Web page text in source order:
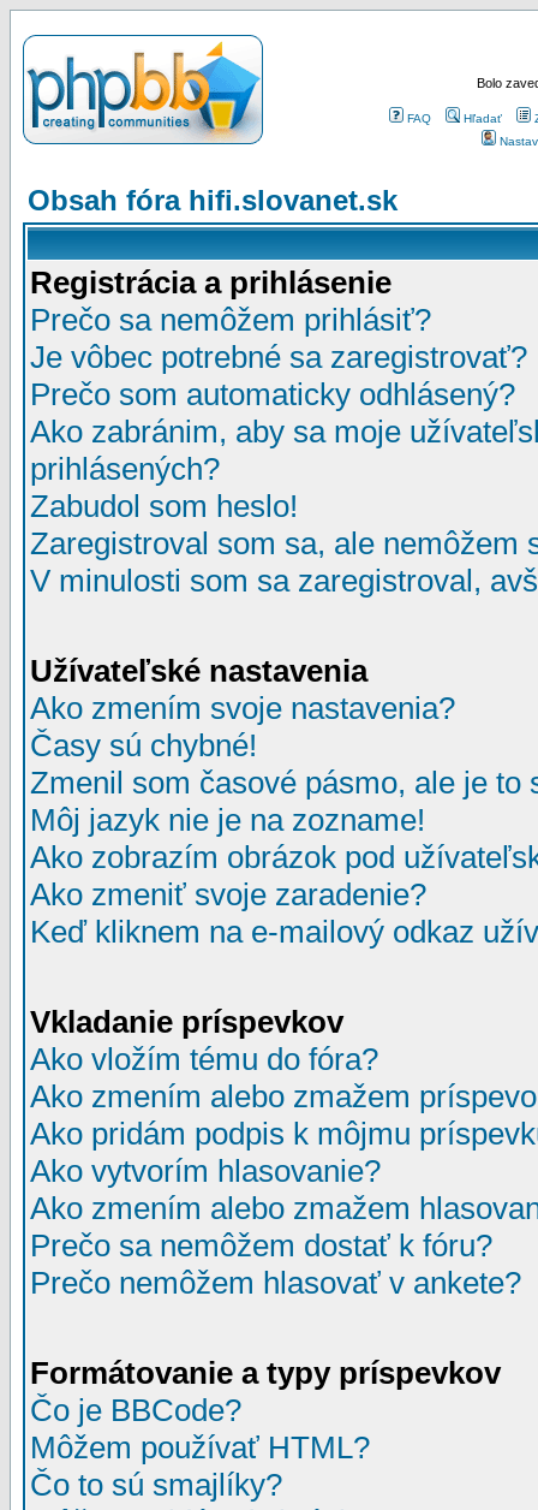
Bolo
FAQ Hľadať
Obsah fóra hifi.slovanet.sk
Registrácia a prihlásenie
Prečo sa nemôžem prihlásiť?
Je vôbec potrebné sa zaregistrovať?
Prečo som automaticky odhlásený?
Ako zabránim, aby sa moje
prihlásených?
Zabudol som heslo!
Zaregistroval som sa, ale nemôžem
V minulosti som sa zaregistroval,
Užívateľské nastavenia
Ako zmením svoje nastavenia?
Časy sú chybné!
Zmenil som časové pásmo, ale je to
Môj jazyk nie je na zozname!
Ako zobrazím obrázok pod
Ako zmeniť svoje zaradenie?
Keď kliknem na e-mailový odkaz
Vkladanie príspevkov
Ako vložím tému do fóra?
Ako zmením alebo zmažem
Ako pridám podpis k môjmu
Ako vytvorím hlasovanie?
Ako zmením alebo zmažem
Prečo sa nemôžem dostať k fóru?
Prečo nemôžem hlasovať v ankete?
Formátovanie a typy príspevkov
Čo je BBCode?
Môžem používať HTML?
Čo to sú smajlíky?